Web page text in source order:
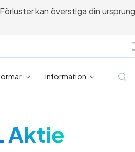
kan överstiga din
Information
Aktie